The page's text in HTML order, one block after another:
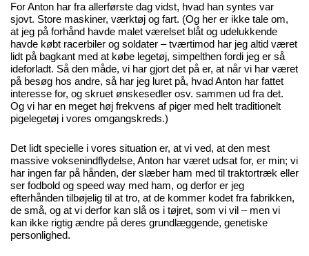
For Anton har fra allerførste dag vidst, hvad han syntes var
sjovt. Store maskiner, værktøj og fart. (Og her er ikke tale om,
at jeg på forhånd havde malet værelset blåt og udelukkende
havde købt racerbiler og soldater – tværtimod har jeg altid været
lidt på bagkant med at købe legetøj, simpelthen fordi jeg er så
ideforladt. Så den måde, vi har gjort det på er, at når vi har været
på besøg hos andre, så har jeg luret på, hvad Anton har fattet
interesse for, og skruet ønskesedler osv. sammen ud fra det.
Og vi har en meget høj frekvens af piger med helt traditionelt
pigelegetøj i vores omgangskreds.)
Det lidt specielle i vores situation er, at vi ved, at den mest
massive voksenindflydelse, Anton har været udsat for, er min; vi
har ingen far på hånden, der slæber ham med til traktortræk eller
ser fodbold og speed way med ham, og derfor er jeg
efterhånden tilbøjelig til at tro, at de kommer kodet fra fabrikken,
de små, og at vi derfor kan slå os i tøjret, som vi vil – men vi
kan ikke rigtig ændre på deres grundlæggende, genetiske
personlighed.